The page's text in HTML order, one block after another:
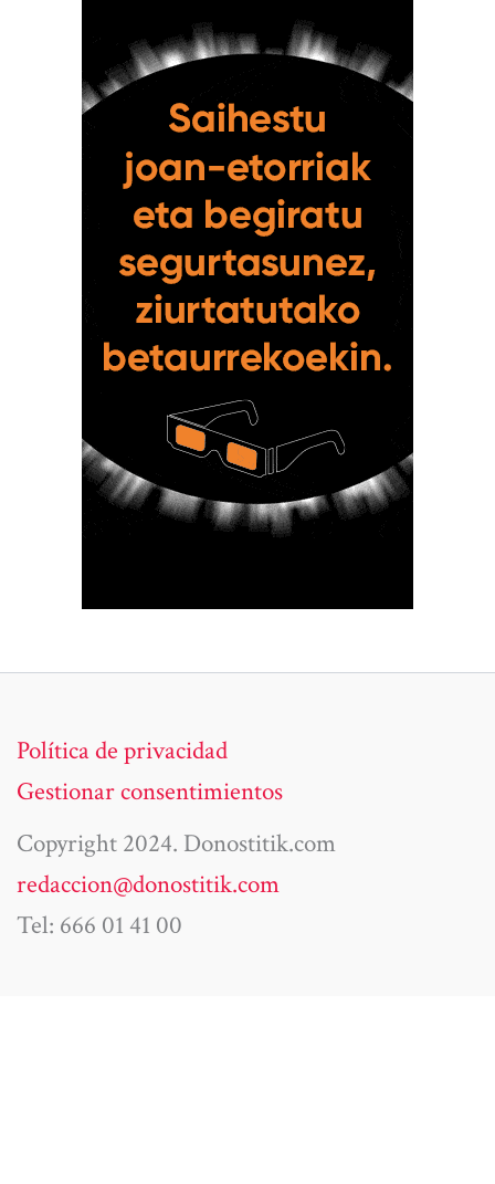
Política de privacidad
Gestionar consentimientos
Copyright 2024. Donostitik.com
redaccion@donostitik.com
Tel: 666 01 41 00